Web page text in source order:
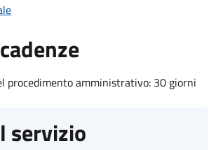
procedimento amministrativo: 30 giorni
servizio